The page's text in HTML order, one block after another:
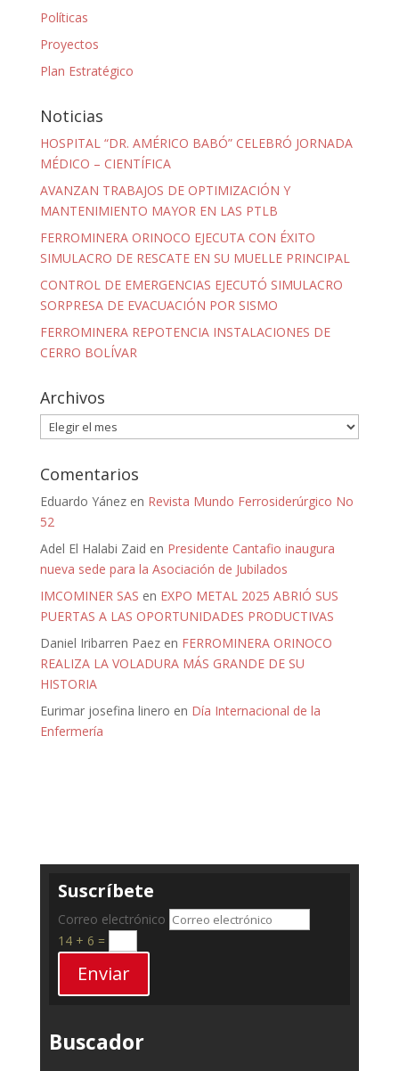
Políticas
Proyectos
Plan Estratégico
Noticias
HOSPITAL “DR. AMÉRICO BABÓ” CELEBRÓ JORNADA
MÉDICO – CIENTÍFICA
AVANZAN TRABAJOS DE OPTIMIZACIÓN Y
MANTENIMIENTO MAYOR EN LAS PTLB
FERROMINERA ORINOCO EJECUTA CON ÉXITO
SIMULACRO DE RESCATE EN SU MUELLE PRINCIPAL
CONTROL DE EMERGENCIAS EJECUTÓ SIMULACRO
SORPRESA DE EVACUACIÓN POR SISMO
FERROMINERA REPOTENCIA INSTALACIONES DE
CERRO BOLÍVAR
Archivos
Archivos
Comentarios
Eduardo Yánezen Revista Mundo Ferrosiderúrgico No
52
Adel El Halabi Zaid en Presidente Cantafio inaugura
nueva sede para la Asociación de Jubilados
IMCOMINER SAS en EXPO METAL 2025 ABRIÓ SUS
PUERTAS A LAS OPORTUNIDADES PRODUCTIVAS
Daniel Iribarren Paezen FERROMINERA ORINOCO
REALIZA LA VOLADURA MÁS GRANDE DE SU
HISTORIA
Eurimar josefina linero en Día Internacional de la
Enfermería
Suscríbete
Correo electrónico
14 + 6 =
Enviar
Buscador